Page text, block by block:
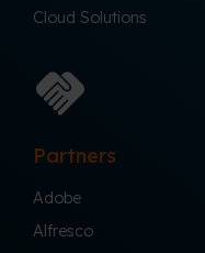
Cloud Solutions
Partners
Adobe
Alfresco